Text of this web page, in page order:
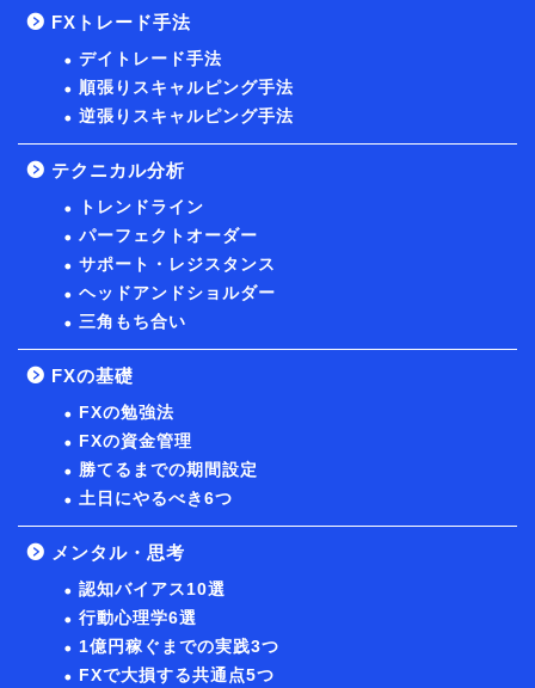
FXトレード手法
デイトレード手法
順張りスキャルピング手法
逆張りスキャルピング手法
テクニカル分析
トレンドライン
パーフェクトオーダー
サポート・レジスタンス
ヘッドアンドショルダー
三角もち合い
FXの基礎
FXの勉強法
FXの資金管理
勝てるまでの期間設定
土日にやるべき6つ
メンタル・思考
認知バイアス10選
行動心理学6選
1億円稼ぐまでの実践3つ
FXで大損する共通点5つ